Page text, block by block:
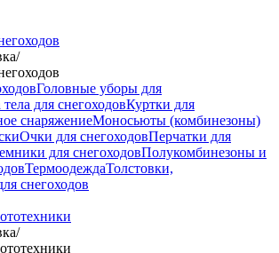
/
Головные уборы для
для снегоходовКуртки для
снаряжениеМоносьюты (комбинезоны)
Очки для снегоходовПерчатки для
для снегоходовПолукомбинезоны и
ТермоодеждаТолстовки,
снегоходов
/